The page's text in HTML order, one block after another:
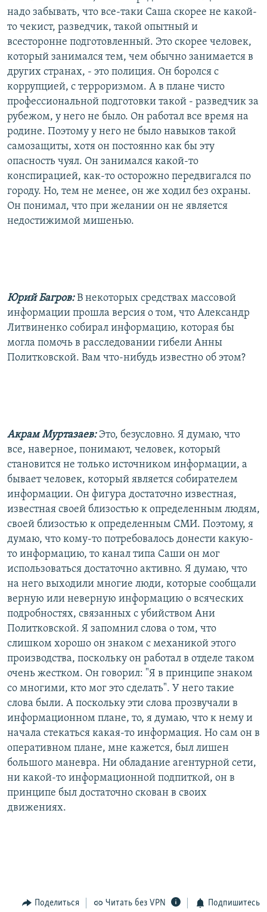
надо забывать, что все-таки Саша скорее не какой-
то чекист, разведчик, такой опытный и
всесторонне подготовленный. Это скорее человек,
который занимался тем, чем обычно занимается в
других странах, - это полиция. Он боролся с
коррупцией, с терроризмом. А в плане чисто
профессиональной подготовки такой - разведчик за
рубежом, у него не было. Он работал все время на
родине. Поэтому у него не было навыков такой
самозащиты, хотя он постоянно как бы эту
опасность чуял. Он занимался какой-то
конспирацией, как-то осторожно передвигался по
городу. Но, тем не менее, он же ходил без охраны.
Он понимал, что при желании он не является
недостижимой мишенью.
Юрий Багров:В некоторых средствах массовой
информации прошла версия о том, что Александр
Литвиненко собирал информацию, которая бы
могла помочь в расследовании гибели Анны
Политковской. Вам что-нибудь известно об этом?
Акрам Муртазаев: Это, безусловно. Я думаю, что
все, наверное, понимают, человек, который
становится не только источником информации, а
бывает человек, который является собирателем
информации. Он фигура достаточно известная,
известная своей близостью к определенным людям,
своей близостью к определенным СМИ. Поэтому, я
думаю, что кому-то потребовалось донести какую-
то информацию, то канал типа Саши он мог
использоваться достаточно активно. Я думаю, что
на него выходили многие люди, которые сообщали
верную или неверную информацию о всяческих
подробностях, связанных с убийством Ани
Политковской. Я запомнил слова о том, что
слишком хорошо он знаком с механикой этого
производства, поскольку он работал в отделе таком
очень жестком. Он говорил: "Я в принципе знаком
со многими, кто мог это сделать". У него такие
слова были. А поскольку эти слова прозвучали в
информационном плане, то, я думаю, что к нему и
начала стекаться какая-то информация. Но сам он в
оперативном плане, мне кажется, был лишен
большого маневра. Ни обладание агентурной сети,
ни какой-то информационной подпиткой, он в
принципе был достаточно скован в своих
движениях.
Поделиться Читать без VPN Подпишитесь